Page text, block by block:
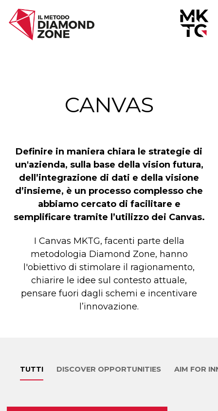
CANVAS
Definire in maniera chiara le strategie di
un'azienda, sulla base della vision futura,
dell’integrazione di dati e della visione
d’insieme, è un processo complesso che
abbiamo cercato di facilitare e
semplificare tramite l’utilizzo dei Canvas.
I Canvas MKTG, facenti parte della
metodologia Diamond Zone, hanno
l'obiettivo di stimolare il ragionamento,
chiarire le idee sul contesto attuale,
pensare fuori dagli schemi e incentivare
l’innovazione.
TUTTI DISCOVER OPPORTUNITIES AIM FOR